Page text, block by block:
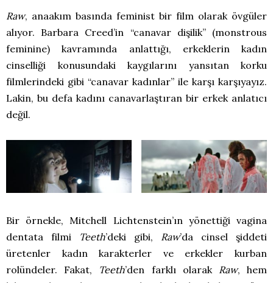
Raw, anaakım basında feminist bir film olarak övgüler
alıyor. Barbara Creed’in “canavar dişilik” (monstrous
feminine) kavramında anlattığı, erkeklerin kadın
cinselliği konusundaki kaygılarını yansıtan korku
filmlerindeki gibi “canavar kadınlar” ile karşı karşıyayız.
Lakin, bu defa kadını canavarlaştıran bir erkek anlatıcı
değil.
Bir örnekle, Mitchell Lichtenstein’ın yönettiği vagina
dentata filmi Teeth’deki gibi, Raw’da cinsel şiddeti
üretenler kadın karakterler ve erkekler kurban
rolündeler. Fakat, Teeth’den farklı olarak Raw, hem